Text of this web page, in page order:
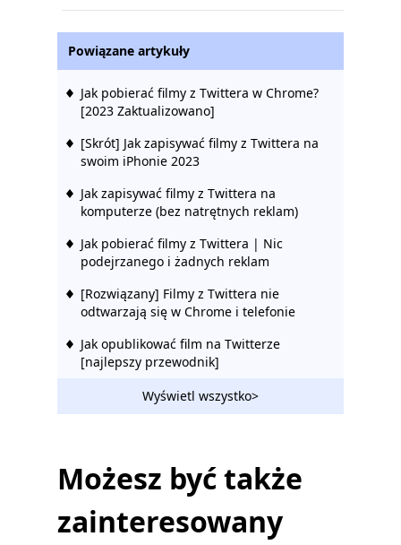
Powiązane artykuły
Jak pobierać filmy z Twittera w Chrome?
[2023 Zaktualizowano]
[Skrót] Jak zapisywać filmy z Twittera na
swoim iPhonie 2023
Jak zapisywać filmy z Twittera na
komputerze (bez natrętnych reklam)
Jak pobierać filmy z Twittera | Nic
podejrzanego i żadnych reklam
[Rozwiązany] Filmy z Twittera nie
odtwarzają się w Chrome i telefonie
Jak opublikować film na Twitterze
[najlepszy przewodnik]
5 najlepszych aplikacji do pobierania
wideo z Twittera na komputer i telefon
Top 4 Twitter Video Converter: Konwertuj
wideo na Twittera
Wyświetl wszystko>
Możesz być także
zainteresowany